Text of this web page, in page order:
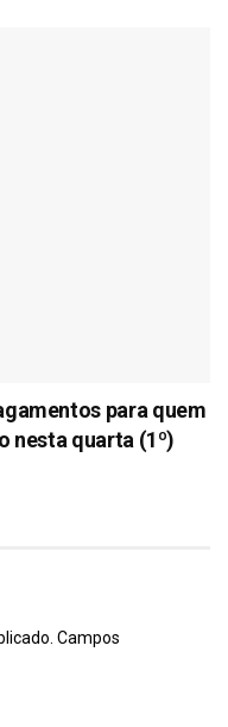
para quem
nesta quarta (1º)
Campos